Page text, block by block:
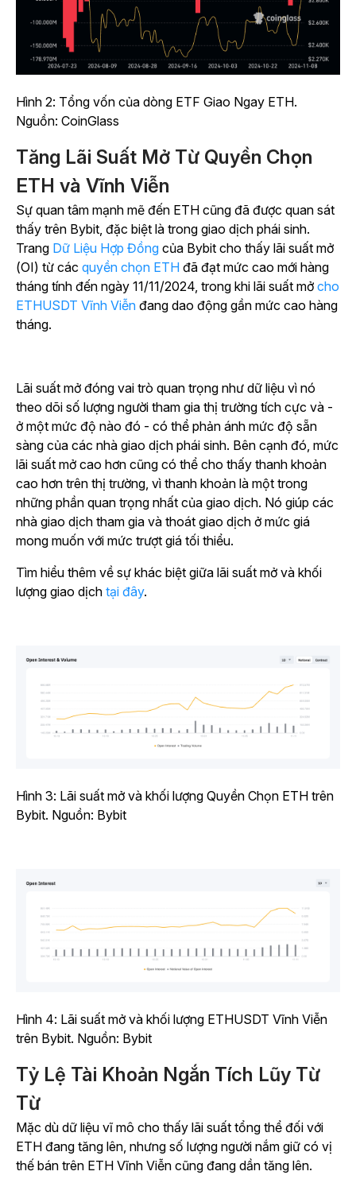
Hình 2: Tổng vốn của dòng ETF Giao Ngay ETH.
Nguồn: CoinGlass
Tăng Lãi Suất Mở Từ Quyền Chọn
ETH và Vĩnh Viễn
Sự quan tâm mạnh mẽ đến ETH cũng đã được quan sát
thấy trên Bybit, đặc biệt là trong giao dịch phái sinh.
Trang Dữ Liệu Hợp Đồng của Bybit cho thấy lãi suất mở
(OI) từ các quyền chọn ETH đã đạt mức cao mới hàng
tháng tính đến ngày 11/11/2024, trong khi lãi suất mở cho
ETHUSDT Vĩnh Viễn đang dao động gần mức cao hàng
tháng.
Lãi suất mở đóng vai trò quan trọng như dữ liệu vì nó
theo dõi số lượng người tham gia thị trường tích cực và -
ở một mức độ nào đó - có thể phản ánh mức độ sẵn
sàng của các nhà giao dịch phái sinh. Bên cạnh đó, mức
lãi suất mở cao hơn cũng có thể cho thấy thanh khoản
cao hơn trên thị trường, vì thanh khoản là một trong
những phần quan trọng nhất của giao dịch. Nó giúp các
nhà giao dịch tham gia và thoát giao dịch ở mức giá
mong muốn với mức trượt giá tối thiểu.
Tìm hiểu thêm về sự khác biệt giữa lãi suất mở và khối
lượng giao dịch tại đây.
Hình 3: Lãi suất mở và khối lượng Quyền Chọn ETH trên
Bybit. Nguồn: Bybit
Hình 4: Lãi suất mở và khối lượng ETHUSDT Vĩnh Viễn
trên Bybit. Nguồn: Bybit
Tỷ Lệ Tài Khoản Ngắn Tích Lũy Từ
Từ
Mặc dù dữ liệu vĩ mô cho thấy lãi suất tổng thể đối với
ETH đang tăng lên, nhưng số lượng người nắm giữ có vị
thế bán trên ETH Vĩnh Viễn cũng đang dần tăng lên.